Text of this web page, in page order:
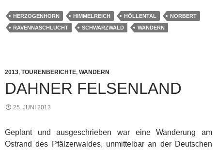
HERZOGENHORN HIMMELREICH HÖLLENTAL
NORBERT
RAVENNASCHLUCHT
SCHWARZWALD WANDERN
2013, TOURENBERICHTE, WANDERN
DAHNER FELSENLAND
25. JUNI 2013
Geplant und ausgeschrieben war eine Wanderung am
Ostrand des Pfälzerwaldes, unmittelbar an der Deutschen